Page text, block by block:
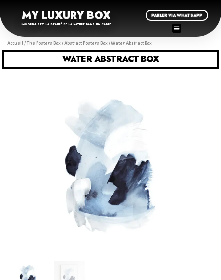
MY LUXURY BOX
IMMORTALISEZ LA BEAUTÉ DE LA NATURE DANS UN CADRE
PARLER VIA WHATSAPP
Accueil /The Posters Box/Abstract Posters Box/ Water Abstract Box
WATER ABSTRACT BOX